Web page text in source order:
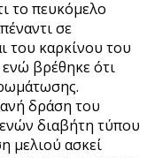
το πευκόμελο
σε
του καρκίνου του
ενώ βρέθηκε ότι
δράση του
διαβήτη τύπου
μελιού ασκεί